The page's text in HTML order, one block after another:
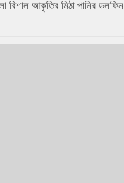
বিশাল আকৃতির মিঠা পানির ডলফিন